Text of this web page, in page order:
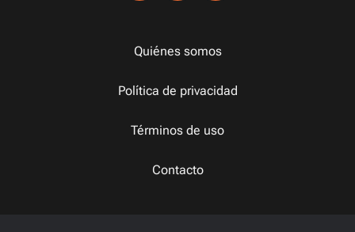
Quiénes somos
Política de privacidad
Términos de uso
Contacto